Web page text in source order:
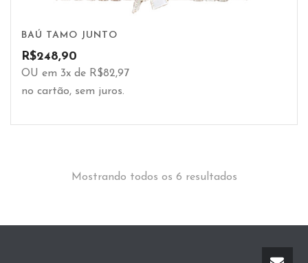
BAÚ TAMO JUNTO
R$248,90
OU em 3x de R$82,97
no cartão, sem juros.
Mostrando todos os 6 resultados